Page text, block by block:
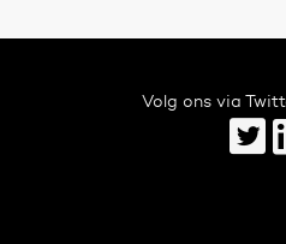
Volg ons via